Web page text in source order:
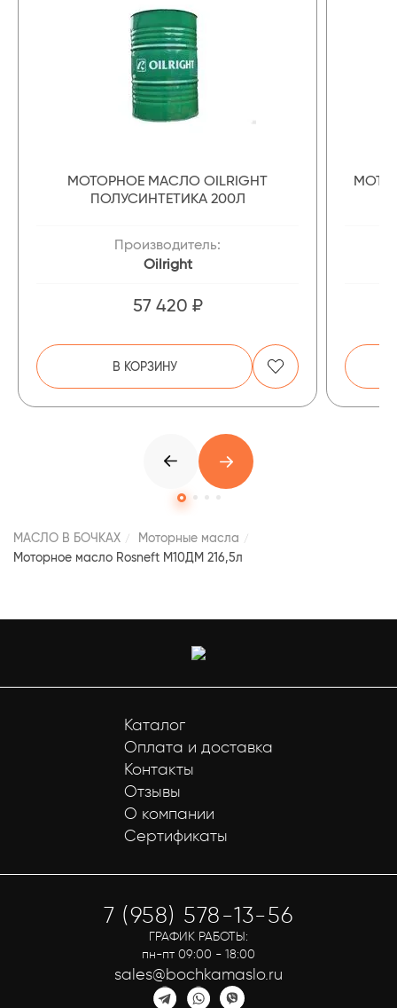
МОТОРНОЕ МАСЛО OILRIGHT
ПОЛУСИНТЕТИКА 200Л
Производитель:
Oilright
57 420 ₽
В КОРЗИНУ
МАСЛО В БОЧКАХ
Моторные масла
Моторное масло Rosneft М10ДМ 216,5л
Каталог
Оплата и доставка
Контакты
Отзывы
О компании
Сертификаты
7 (958) 578-13-56
ГРАФИК РАБОТЫ:
пн-пт 09:00 - 18:00
sales@bochkamaslo.ru